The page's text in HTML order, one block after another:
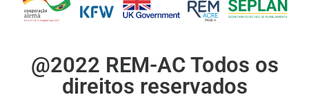
@2022 REM-AC Todos os
direitos reservados